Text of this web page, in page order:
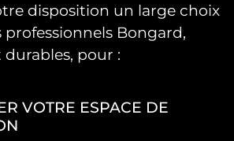
disposition un large choix
professionnels Bongard,
pour :
VOTRE ESPACE DE